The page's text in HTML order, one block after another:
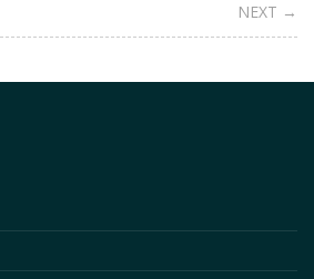
NEXT →